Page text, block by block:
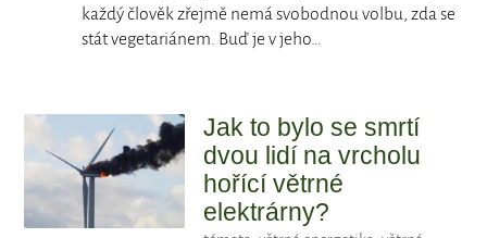
každý člověk zřejmě nemá svobodnou volbu, zda se
stát vegetariánem. Buď je v jeho…
Jak to bylo se smrtí
dvou lidí na vrcholu
hořící větrné
elektrárny?